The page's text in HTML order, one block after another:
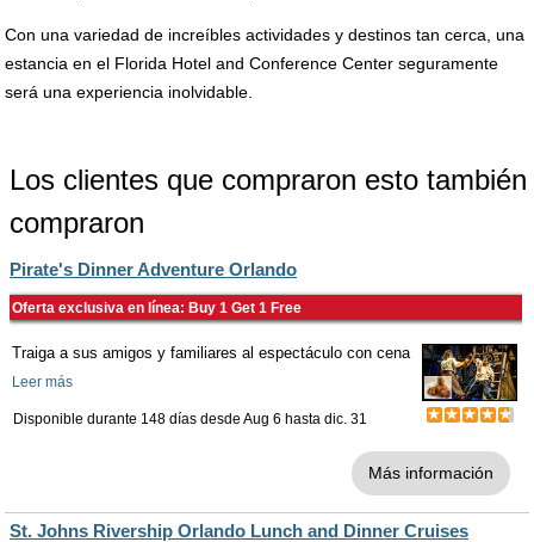
Con una variedad de increíbles actividades y destinos tan cerca, una
estancia en el Florida Hotel and Conference Center seguramente
será una experiencia inolvidable.
Los clientes que compraron esto también
compraron
Pirate's Dinner Adventure Orlando
Oferta exclusiva en línea: Buy 1 Get 1 Free
Traiga a sus amigos y familiares al espectáculo con cena
Leer más
Disponible durante 148 días desde Aug 6 hasta dic. 31
Más información
St. Johns Rivership Orlando Lunch and Dinner Cruises